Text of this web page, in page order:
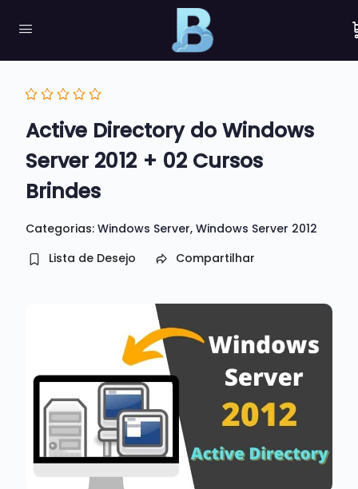
Active Directory do Windows
Server 2012 + 02 Cursos
Brindes
Categorias: Windows Server, Windows Server 2012
Lista de Desejo
Compartilhar